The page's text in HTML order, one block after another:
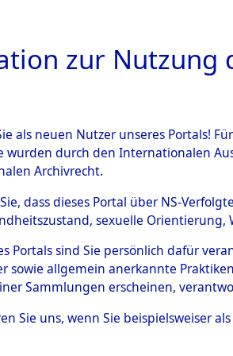
HOME
0001
zur Nutzung
als neuen Nutzer unseres Portals!
wurden durch den Internationalen
Archivrecht.
dass dieses Portal über NS-
sexuelle
Portals sind Sie persönlich dafür
sowie allgemein anerkannte
Sammlungen erscheinen,
Sie uns, wenn Sie beispielsweiser